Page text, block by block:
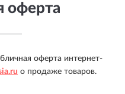
оферта
оферта интернет-
о продаже товаров.